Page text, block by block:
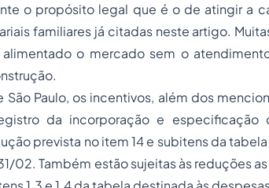
o propósito legal que é o de atingir a
familiares já citadas neste artigo.
alimentado o mercado sem o
São Paulo, os incentivos, além dos
da incorporação e especificação
prevista no item 14 e subitens da
02. Também estão sujeitas às reduções